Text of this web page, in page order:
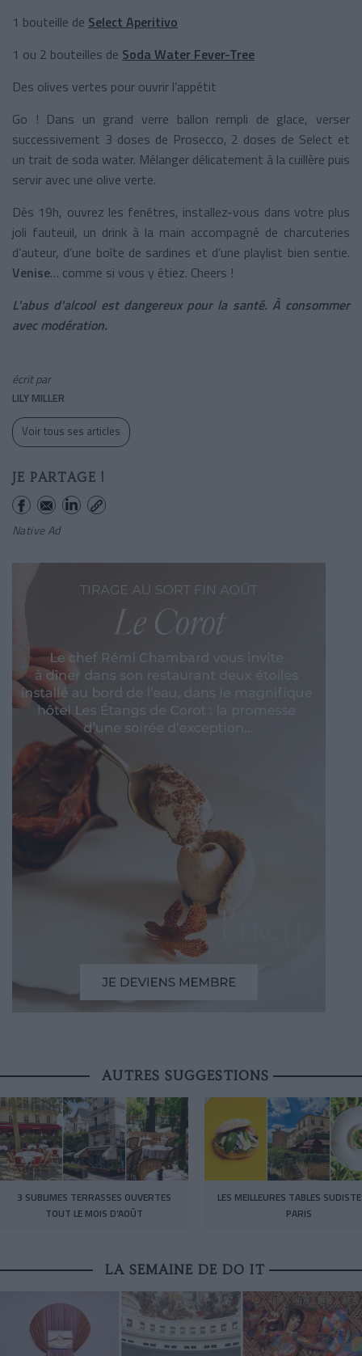
1 bouteille de Select Aperitivo
1 ou 2 bouteilles de Soda Water Fever-Tree
Des olives vertes pour ouvrir l’appétit
Go ! Dans un grand verre ballon rempli de glace, verser
successivement 3 doses de Prosecco, 2 doses de Select et
un trait de soda water. Mélanger délicatement à la cuillère puis
servir avec une olive verte.
Dès 19h, ouvrez les fenêtres, installez-vous dans votre plus
joli fauteuil, un drink à la main accompagné de charcuteries
d’auteur, d’une boîte de sardines et d’une playlist bien sentie.
Venise… comme si vous y étiez. Cheers !
L'abus d'alcool est dangereux pour la santé. À consommer
avec modération.
écrit par
LILY MILLER
Voir tous ses articles
JE PARTAGE !
Native Ad
AUTRES SUGGESTIONS
3 SUBLIMES TERRASSES OUVERTES
TOUT LE MOIS D’AOÛT
LES MEILLEURES TABLES
PARIS
LA SEMAINE DE DO IT